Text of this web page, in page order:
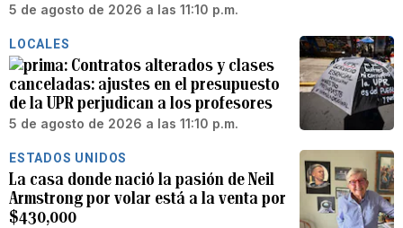
5 de agosto de 2026 a las 11:10 p.m.
LOCALES
Contratos alterados y clases
canceladas: ajustes en el presupuesto
de la UPR perjudican a los profesores
5 de agosto de 2026 a las 11:10 p.m.
ESTADOS UNIDOS
La casa donde nació la pasión de Neil
Armstrong por volar está a la venta por
$430,000